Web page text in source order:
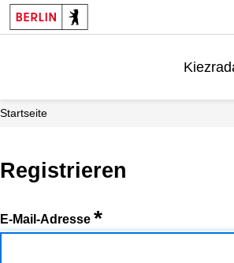
Startseite
Registrieren
E-Mail-Adresse *